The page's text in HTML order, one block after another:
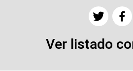
Ver listado